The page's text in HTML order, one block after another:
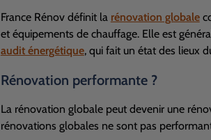
France Rénov définit la rénovation globale
et équipements de chauffage. Elle est
audit énergétique, qui fait un état des lieux
Rénovation performante ?
La rénovation globale peut devenir une
rénovations globales ne sont pas